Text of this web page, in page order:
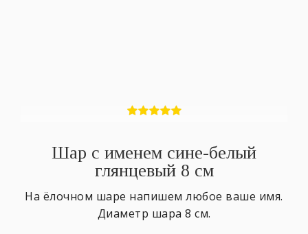
Шар с именем сине-белый
глянцевый 8 см
На ёлочном шаре напишем любое ваше имя.
Диаметр шара 8 см.